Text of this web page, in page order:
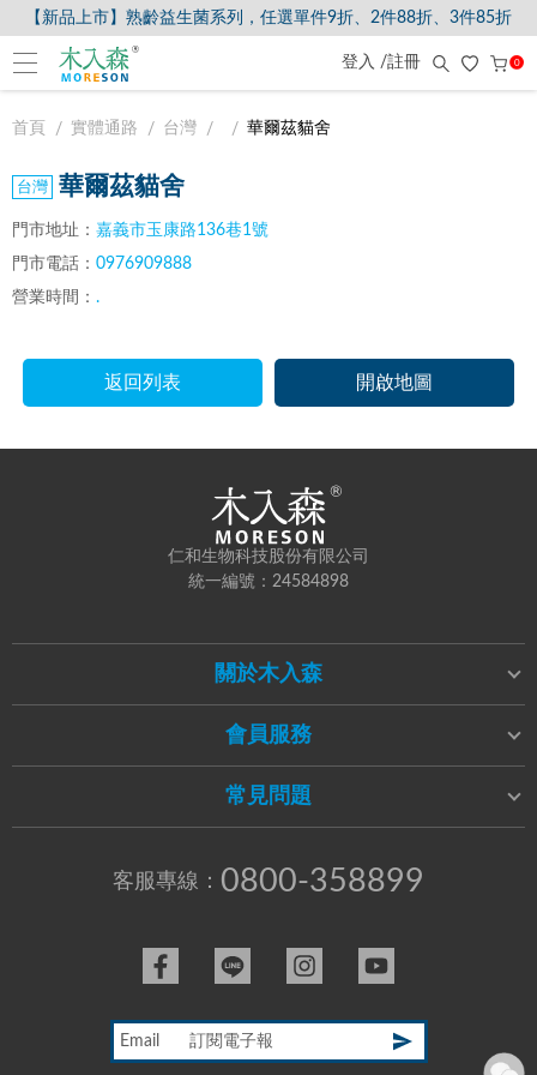
【新品上市】熟齡益生菌系列，任選單件9折、2件88折、3件85折
登入 /註冊 0
首頁 實體通路 台灣 華爾茲貓舍
華爾茲貓舍
門市地址： 嘉義市玉康路136巷1號
門市電話： 0976909888
營業時間： .
返回列表 開啟地圖
仁和生物科技股份有限公司
統一編號：24584898
關於木入森
會員服務
常見問題
客服專線： 0800-358899
Email